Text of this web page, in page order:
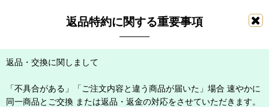
返品特約に関する重要事項
返品・交換に関しまして
「不具合がある」「ご注文内容と違う商品が届いた」場合 速やかに
同一商品とご交換 または返品・返金の対応をさせていただきます。